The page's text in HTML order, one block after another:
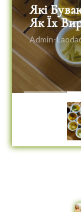
Які
Як Їх
Admin-